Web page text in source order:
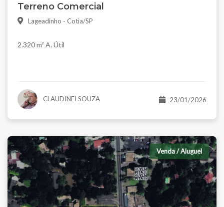
Terreno Comercial
Lageadinho - Cotia/SP
2.320 m² A. Útil
CLAUDINEI SOUZA 23/01/2026
Venda / Aluguel